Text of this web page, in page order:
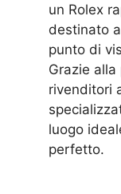
un Rolex
destinato
punto di
Grazie
rivenditori
luogo
perfetto.